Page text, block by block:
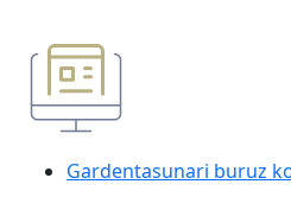
Gardentasunari buruz